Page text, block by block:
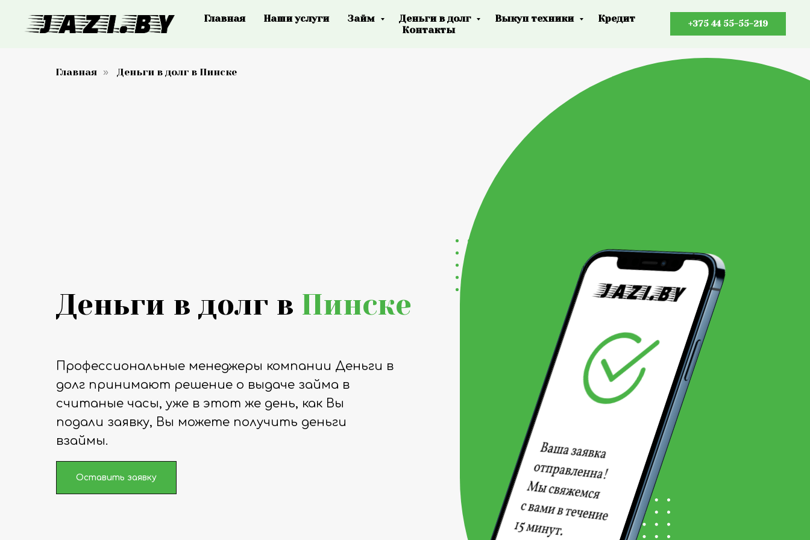
Главная Наши услуги Займ Деньги в долг Выкуп техники
Кредит
Контакты
+375 44 55-55-219
Главная » Деньги в долг в Пинске
Деньги в долг в Пинске
Профессиональные менеджеры компании Деньги в
долг принимают решение о выдаче займа в
считаные часы, уже в этот же день, как Вы
подали заявку, Вы можете получить деньги
взаймы.
Оставить заявку